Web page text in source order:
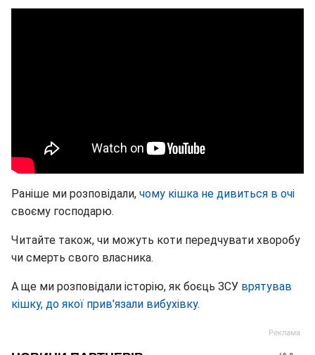
Раніше ми розповідали, чому кішка не дивиться в очі
своєму господарю.
Читайте також, чи можуть коти передчувати хворобу
чи смерть свого власника.
А ще ми розповідали історію, як боєць ЗСУ врятував
кішку, до якої прив'язали вибухівку.